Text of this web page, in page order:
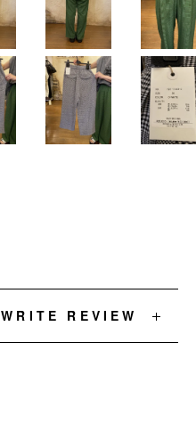
WRITE REVIEW